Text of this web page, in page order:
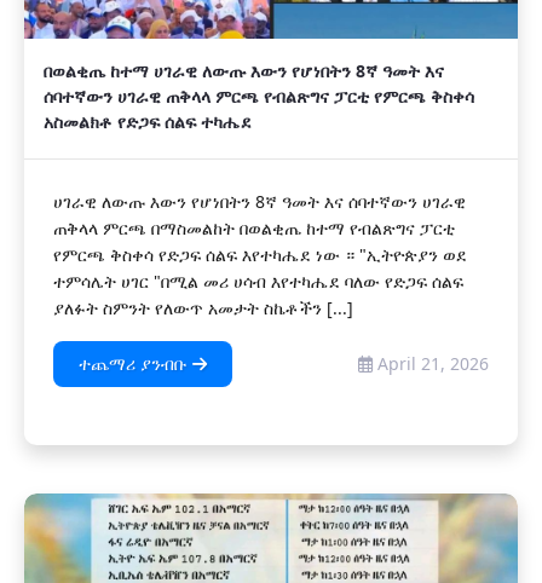
በወልቂጤ ከተማ ሀገራዊ ለውጡ እውን የሆነበትን 8ኛ ዓመት እና
ሰባተኛውን ሀገራዊ ጠቅላላ ምርጫ የብልጽግና ፓርቲ የምርጫ ቅስቀሳ
አስመልክቶ የድጋፍ ሰልፍ ተካሔደ
ሀገራዊ ለውጡ እውን የሆነበትን 8ኛ ዓመት እና ሰባተኛውን ሀገራዊ
ጠቅላላ ምርጫ በማስመልከት በወልቂጤ ከተማ የብልጽግና ፓርቲ
የምርጫ ቅስቀሳ የድጋፍ ሰልፍ እየተካሔደ ነው ። "ኢትዮጵያን ወደ
ተምሳሌት ሀገር "በሚል መሪ ሀሳብ እየተካሔደ ባለው የድጋፍ ሰልፍ
ያለፉት ስምንት የለውጥ አመታት ስኬቶችን [...]
ተጨማሪ ያንብቡ April 21, 2026